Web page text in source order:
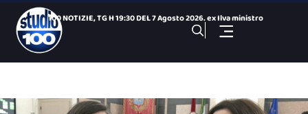
100 NOTIZIE, TG H 19:30 DEL 7 Agosto 2026. ex Ilva ministro
Minaccia di buttarsi da un dirupo delle cave di Fantiano: sa
Al via le iscrizioni per il corso ITS Cuccovillo a Taranto
Giochi del Mediterraneo: Conto alla Rovescia, puntata del 7